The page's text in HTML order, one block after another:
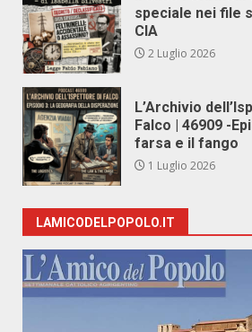
speciale nei file
CIA
2 Luglio 2026
L’Archivio
Falco | 46909 -
farsa e il fango
1 Luglio 2026
LAMICODELPOPOLO.IT